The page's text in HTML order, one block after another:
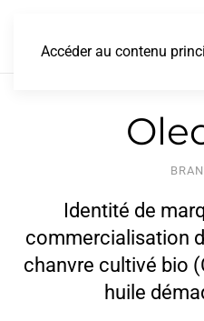
Accéder au contenu
Identité de
commercialisation
chanvre cultivé bio
huile